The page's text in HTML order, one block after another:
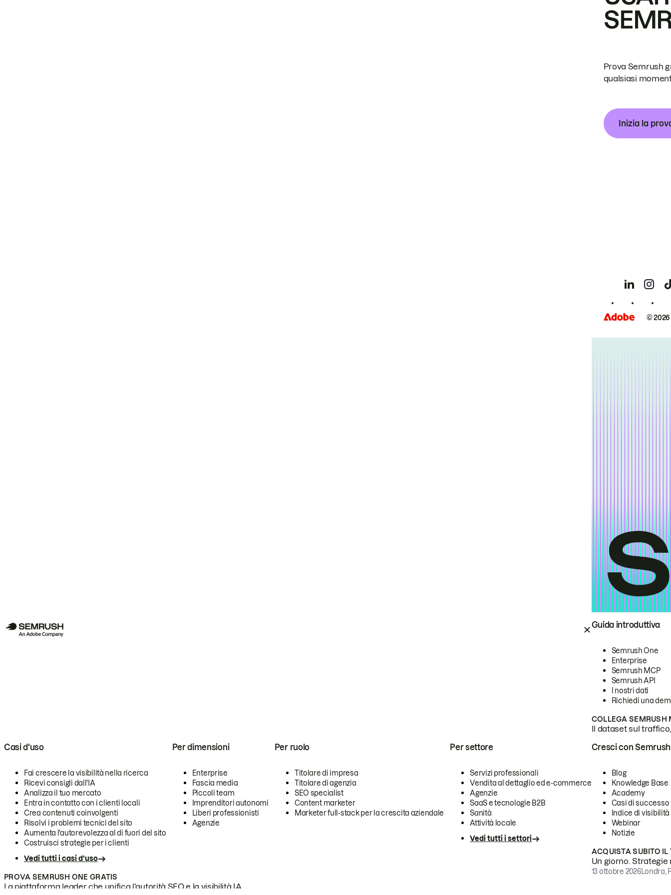
Guida introduttiva
Semrush One
Enterprise
Semrush MCP
Semrush API
I nostri dati
Richiedi una
COLLEGA SEMRUSH
Il dataset sul
Casi d'uso
Fai crescere la visibilità nella ricerca
Ricevi consigli dall'IA
Analizza il tuo mercato
Entra in contatto con i clienti locali
Crea contenuti coinvolgenti
Risolvi i problemi tecnici del sito
Aumenta l'autorevolezza al di fuori del sito
Costruisci strategie per i clienti
Vedi tutti i casi d'uso
Per dimensioni
Enterprise
Fascia media
Piccoli team
Imprenditori autonomi
Liberi professionisti
Agenzie
Per ruolo
Titolare di impresa
Titolare di agenzia
SEO specialist
Content marketer
Marketer full-stack per la crescita aziendale
Per settore
Servizi professionali
Vendita al dettaglio ed e-commerce
Agenzie
SaaS e tecnologie B2B
Sanità
Attività locale
Vedi tutti i settori
PROVA SEMRUSH ONE GRATIS
La piattaforma leader che unifica l'autorità SEO e la visibilità IA.
Cresci con Semrush
Blog
Knowledge Base
Academy
Casi di successo
Indice di visibilità
Webinar
Notizie
ACQUISTA SUBITO IL
Un giorno.
13 ottobre 2026Londra,
Prova Semrush
qualsiasi
Inizia la
©